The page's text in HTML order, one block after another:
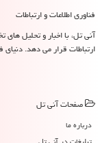
فناوری اطلاعات و ارتباطات
آنی تل، با اخبار و تحلیل
ارتباطات قرار می دهد. دنیای
صفحات آنی تل
درباره ما